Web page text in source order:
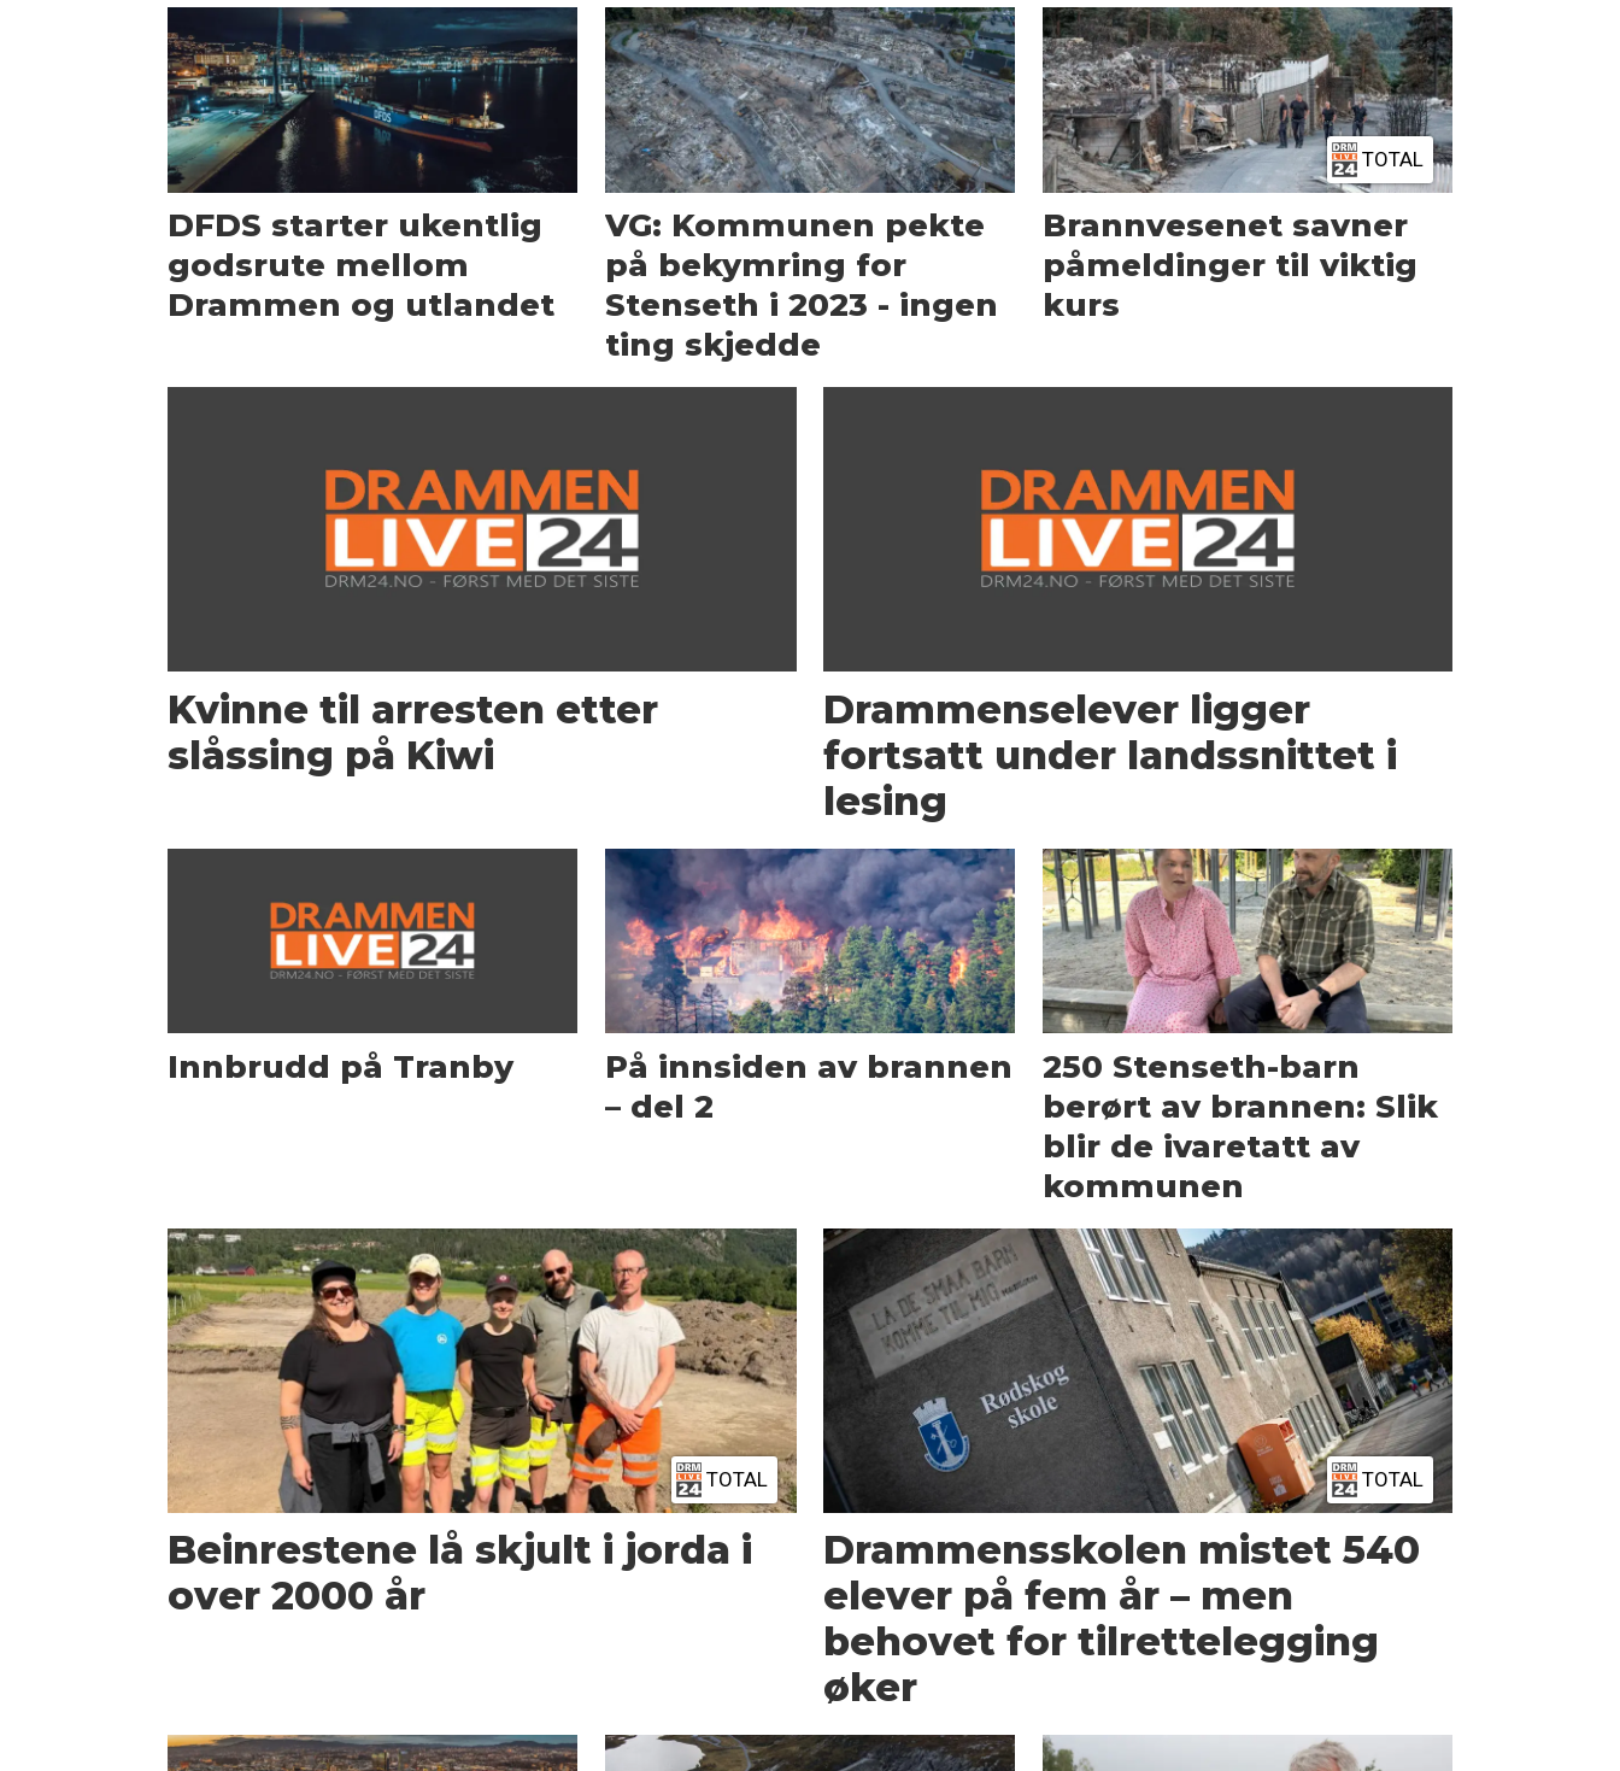
DFDS starter ukentlig
godsrute mellom
Drammen og utlandet
VG: Kommunen pekte
på bekymring for
Stenseth i 2023 - ingen
ting skjedde
TOTAL
Brannvesenet savner
påmeldinger til viktig
kurs
Kvinne til arresten etter
slåssing på Kiwi
Drammenselever ligger
fortsatt under landssnittet i
lesing
Innbrudd på Tranby
På innsiden av brannen
– del 2
250 Stenseth-barn
berørt av brannen: Slik
blir de ivaretatt av
kommunen
TOTAL
Beinrestene lå skjult i jorda i
over 2000 år
TOTAL
Drammensskolen mistet 540
elever på fem år – men
behovet for tilrettelegging
øker